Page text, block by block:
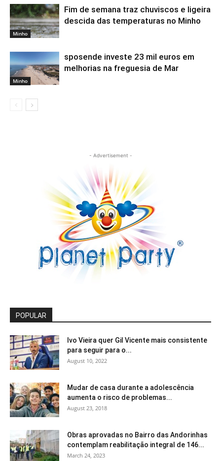
Minho
Fim de semana traz chuviscos e ligeira
descida das temperaturas no Minho
Minho
sposende investe 23 mil euros em
melhorias na freguesia de Mar
- Advertisement -
POPULAR
Ivo Vieira quer Gil Vicente mais consistente
para seguir para o...
August 10, 2022
Mudar de casa durante a adolescência
aumenta o risco de problemas...
August 23, 2018
Obras aprovadas no Bairro das Andorinhas
contemplam reabilitação integral de 146...
March 24, 2023